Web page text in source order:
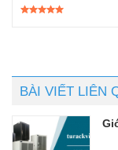
BÀI VIẾT LIÊN